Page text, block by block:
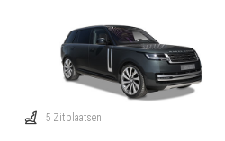
5 Zitplaatsen